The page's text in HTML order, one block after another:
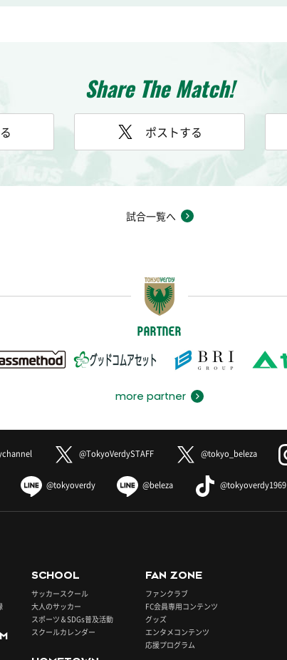
Share The Match!
ポストする
試合一覧へ
PARTNER
more partner
@TokyoVerdySTAFF @tokyo_beleza
@tokyoverdy @beleza @tokyoverdy1969
SCHOOL
サッカースクール
大人のサッカー
スポーツ＆SDGs普及活動
スクールカレンダー
FAN ZONE
ファンクラブ
FC会員専用コンテンツ
グッズ
エンタメコンテンツ
応援プログラム